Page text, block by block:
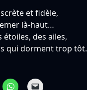
et fidèle,
là-haut…
étoiles, des ailes,
qui dorment trop tôt.